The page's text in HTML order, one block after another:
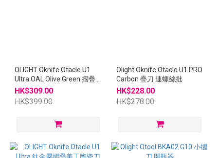
OLIGHT Oknife Otacle U1
Ultra OAL Olive Green 摺疊
美工陶瓷刀
HK$309.00
HK$399.00
Olight Oknife Otacle U1 PRO
Carbon 疊刀 連螺絲批
HK$228.00
HK$278.00